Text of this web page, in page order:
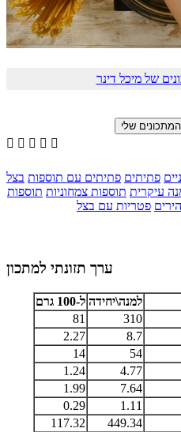
של מיכל דינר
    
פתיתים פתיתים עם תוספות בצל
עיקרית תוספות צמחוניות תוספות
פטריות עם בצל
ערך תזונתי למתכון
למנה\יחידה ל-100 גרם
310
81
8.7
2.27
54
14
4.77
1.24
7.64
1.99
1.11
0.29
449.34
117.32